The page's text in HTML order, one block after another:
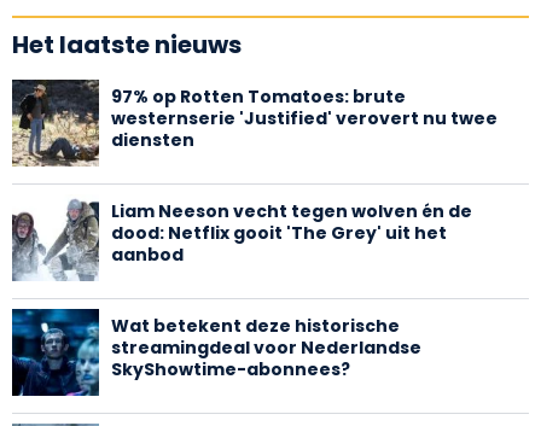
Het laatste nieuws
97% op Rotten Tomatoes: brute
westernserie 'Justified' verovert nu twee
diensten
Liam Neeson vecht tegen wolven én de
dood: Netflix gooit 'The Grey' uit het
aanbod
Wat betekent deze historische
streamingdeal voor Nederlandse
SkyShowtime-abonnees?